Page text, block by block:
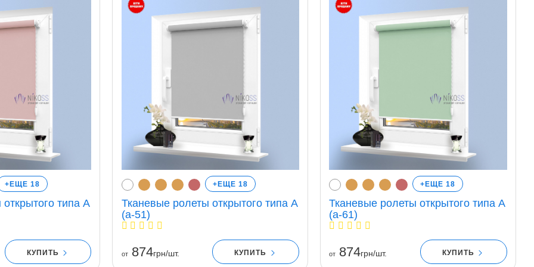
+ЕЩЕ 18
типа A
КУПИТЬ
+ЕЩЕ 18
Тканевые ролеты открытого типа A
(a-51)
от874грн/шт. КУПИТЬ
+ЕЩЕ 18
Тканевые ролеты открытого типа A
(a-61)
от 874грн/шт. КУПИТЬ